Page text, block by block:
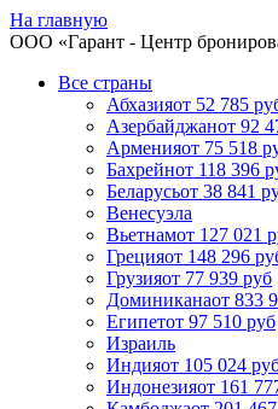
На главную
ООО «Гарант - Центр
Все страны
Абхазияот 52 785
Азербайджанот 92
Арменияот 75 518
Бахрейнот 118 396
Беларусьот 38 841
Венесуэла
Вьетнамот 127 021
Грецияот 148 296
Грузияот 77 939 руб
Доминиканаот 833
Египетот 97 510 руб
Израиль
Индияот 105 024
Индонезияот 161